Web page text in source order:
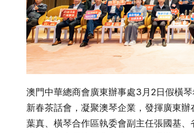
澳門中華總商會廣東辦事處3月2日假橫
新春茶話會，凝聚澳琴企業，發揮廣東
葉真、橫琴合作區執委會副主任張國基、